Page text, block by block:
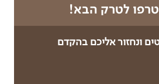
לטרק הבא!
ונחזור אליכם בהקדם